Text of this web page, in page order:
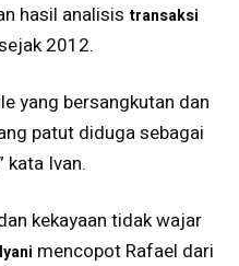
hasil analisis transaksi
2012.
yang bersangkutan dan
patut diduga sebagai
kata Ivan.
kekayaan tidak wajar
mencopot Rafael dari